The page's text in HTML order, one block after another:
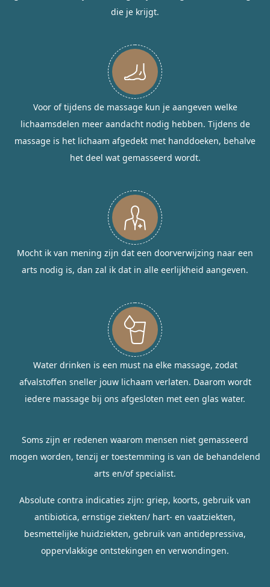
die je krijgt.
Voor of tijdens de massage kun je aangeven welke
lichaamsdelen meer aandacht nodig hebben. Tijdens de
massage is het lichaam afgedekt met handdoeken, behalve
het deel wat gemasseerd wordt.
Mocht ik van mening zijn dat een doorverwijzing naar een
arts nodig is, dan zal ik dat in alle eerlijkheid aangeven.
Water drinken is een must na elke massage, zodat
afvalstoffen sneller jouw lichaam verlaten. Daarom wordt
iedere massage bij ons afgesloten met een glas water.
Soms zijn er redenen waarom mensen niet gemasseerd
mogen worden, tenzij er toestemming is van de behandelend
arts en/of specialist.
Absolute contra indicaties zijn: griep, koorts, gebruik van
antibiotica, ernstige ziekten/ hart- en vaatziekten,
besmettelijke huidziekten, gebruik van antidepressiva,
oppervlakkige ontstekingen en verwondingen.